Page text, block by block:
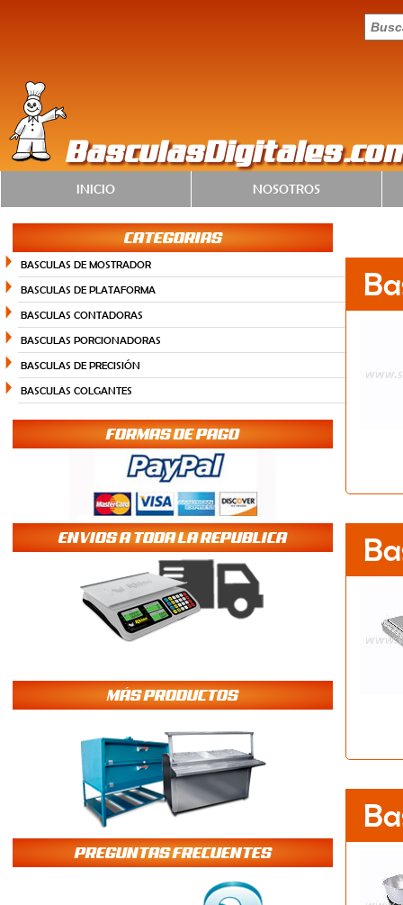
INICIO NOSOTROS
CATEGORIAS
BASCULAS DE MOSTRADOR
BASCULAS DE PLATAFORMA
BASCULAS CONTADORAS
BASCULAS PORCIONADORAS
BASCULAS DE PRECISIÓN
BASCULAS COLGANTES
FORMAS DE PAGO
ENVIOS A TODA LA REPUBLICA
MÁS PRODUCTOS
PREGUNTAS FRECUENTES